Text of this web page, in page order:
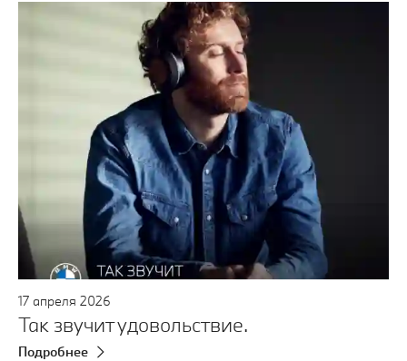
17 апреля 2026
Так звучит удовольствие.
Подробнее